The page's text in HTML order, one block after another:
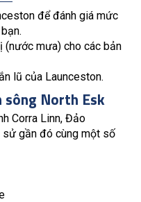
để đánh giá mức
(nước mưa) cho các bản
lũ của Launceston.
sông North Esk
Corra Linn, Đảo
sử gần đó cùng một số